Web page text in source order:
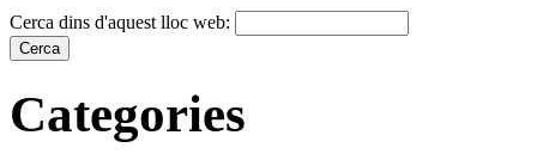
Cerca dins d'aquest lloc web:
Categories